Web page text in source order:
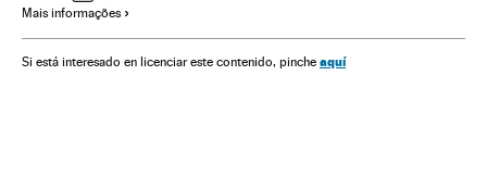
Rodrigo Maia
Administração Estado Política Administração pública
Mais informações
Si está interesado en licenciar este contenido, pinche aquí